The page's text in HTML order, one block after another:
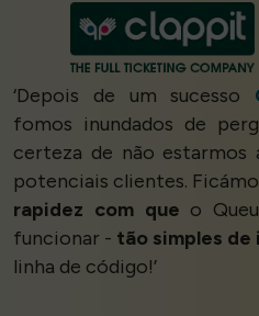
‘Depois de um sucesso
fomos inundados de
certeza de não
potenciais clientes.
rapidez com que o
funcionar - tão simples de
linha de código!’